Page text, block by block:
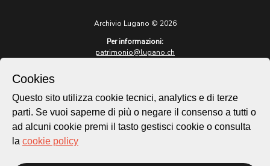
Archivio Lugano © 2026
Per informazioni:
patrimonio@lugano.ch
lugano.ch
Cookie policy
Cookies
Questo sito utilizza cookie tecnici, analytics e di terze
parti. Se vuoi saperne di più o negare il consenso a tutti o
ad alcuni cookie premi il tasto gestisci cookie o consulta
la cookie policy